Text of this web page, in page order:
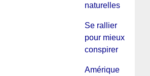
naturelles
Se rallier
pour mieux
conspirer
Amérique